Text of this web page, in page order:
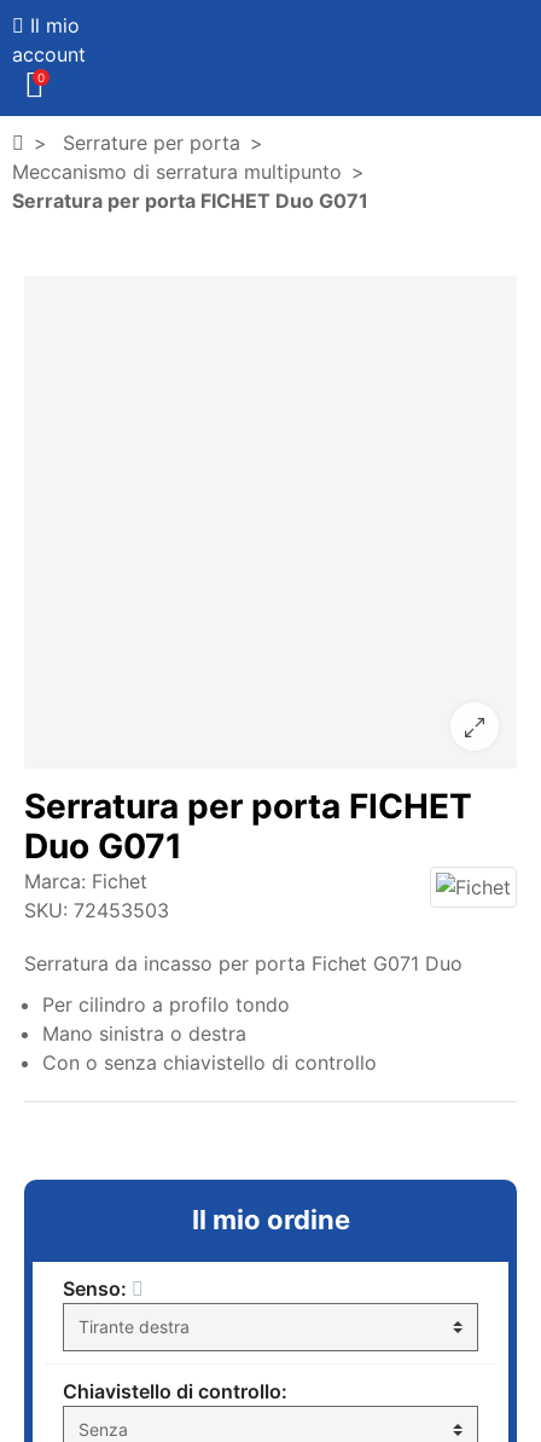
Il mio
account
0
Serrature per porta
Meccanismo di serratura multipunto
Serratura per porta FICHET Duo G071
Serratura per porta FICHET
Duo G071
Marca: Fichet
SKU: 72453503
Serratura da incasso per porta Fichet G071 Duo
Per cilindro a profilo tondo
Mano sinistra o destra
Con o senza chiavistello di controllo
Il mio ordine
Senso:
Chiavistello di controllo: